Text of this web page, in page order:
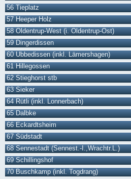
56 Tieplatz
57 Heeper Holz
58 Oldentrup-West (i. Oldentrup-Ost)
59 Dingerdissen
60 Ubbedissen (inkl. Lämershagen)
61 Hillegossen
62 Stieghorst stb
63 Sieker
64 Rütli (inkl. Lonnerbach)
65 Dalbke
66 Eckardtsheim
67 Südstadt
68 Sennestadt (Sennest.-I.,Wrachtr.L.)
69 Schillingshof
70 Buschkamp (inkl. Togdrang)